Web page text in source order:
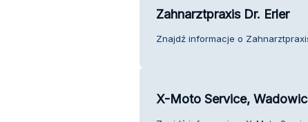
Zahnarztpraxis Dr. Erler
Znajdź informacje o
X-Moto Service,